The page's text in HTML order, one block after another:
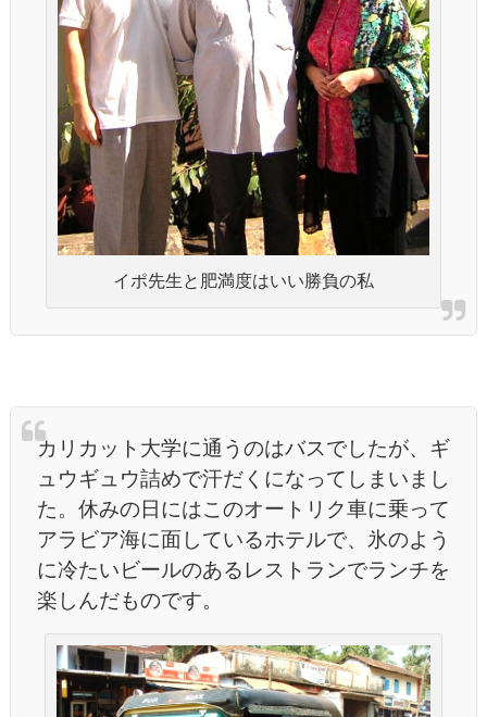
イポ先生と肥満度はいい勝負の私
カリカット大学に通うのはバスでしたが、ギ
ュウギュウ詰めで汗だくになってしまいまし
た。休みの日にはこのオートリク車に乗って
アラビア海に面しているホテルで、氷のよう
に冷たいビールのあるレストランでランチを
楽しんだものです。